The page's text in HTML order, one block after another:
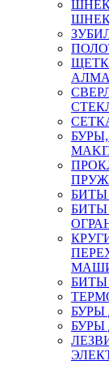
БИТЫ
БИТЫ
БИТЫ
БУРЫ
БУРЫ